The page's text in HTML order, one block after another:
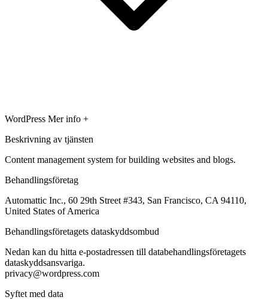
WordPress Mer info +
Beskrivning av tjänsten
Content management system for building websites and blogs.
Behandlingsföretag
Automattic Inc., 60 29th Street #343, San Francisco, CA 94110,
United States of America
Behandlingsföretagets dataskyddsombud
Nedan kan du hitta e-postadressen till databehandlingsföretagets
dataskyddsansvariga.
privacy@wordpress.com
Syftet med data